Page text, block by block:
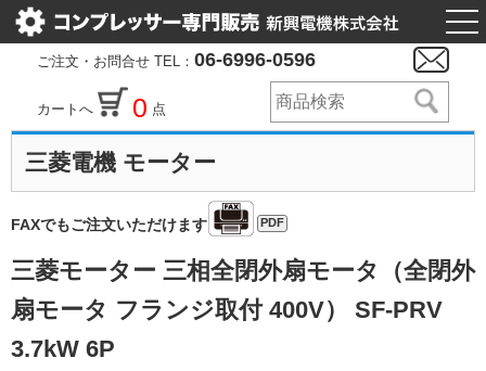
ご注文・お問合せ TEL： 06-6996-0596
カートへ 0 点
三菱電機 モーター
FAXでもご注文いただけます PDF
三菱モーター 三相全閉外扇モータ（全閉外
扇モータ フランジ取付 400V） SF-PRV
3.7kW 6P